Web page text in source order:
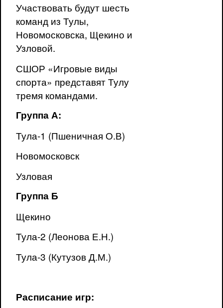
Участвовать будут шесть
команд из Тулы,
Новомосковска, Щекино и
Узловой.
СШОР «Игровые виды
спорта» представят Тулу
тремя командами.
Группа А:
Тула-1 (Пшеничная О.В)
Новомосковск
Узловая
Группа Б
Щекино
Тула-2 (Леонова Е.Н.)
Тула-3 (Кутузов Д.М.)
Расписание игр: